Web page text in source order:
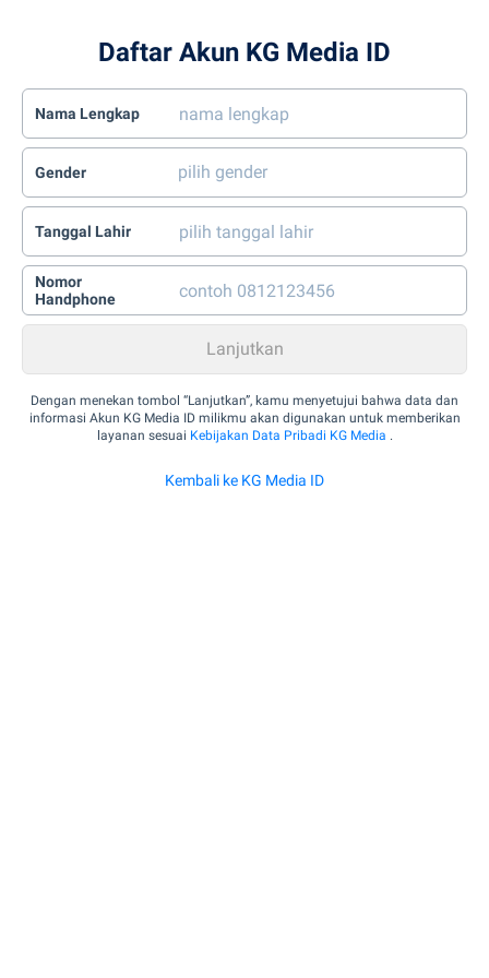
Daftar Akun KG Media ID
Nama Lengkap
Gender
Tanggal Lahir
Nomor
Handphone
Dengan menekan tombol “Lanjutkan”, kamu menyetujui bahwa data dan
informasi Akun KG Media ID milikmu akan digunakan untuk memberikan
layanan sesuai Kebijakan Data Pribadi KG Media .
Kembali ke KG Media ID